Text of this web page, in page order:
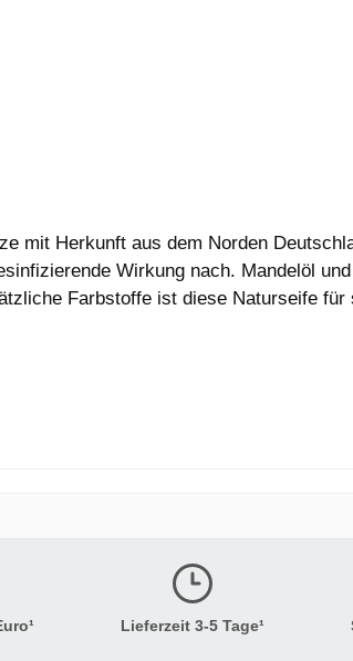
mit Herkunft aus dem Norden
Wirkung nach. Mandelöl
Farbstoffe ist diese Naturseife
diese Seife doch lieber mit
Lieferzeit 3-5 Tage¹